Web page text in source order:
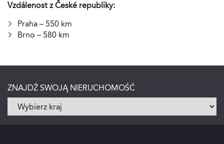
Vzdálenost z České republiky:
Praha – 550 km
Brno – 580 km
ZNAJDŹ SWOJĄ NIERUCHOMOŚĆ